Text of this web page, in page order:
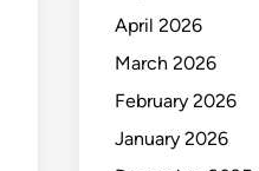
April 2026
March 2026
February 2026
January 2026